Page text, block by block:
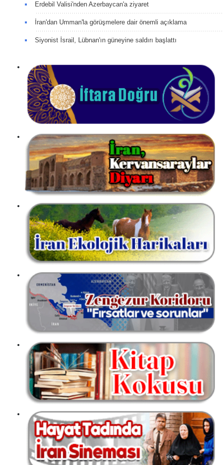
Erdebil Valisi'nden Azerbaycan'a ziyaret
İran'dan Umman'la görüşmelere dair önemli açıklama
Siyonist İsrail, Lübnan'ın güneyine saldırı başlattı